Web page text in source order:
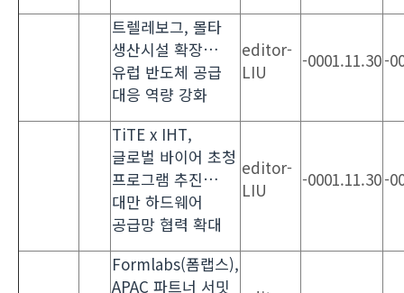
트렐레보그, 몰타
생산시설 확장…
유럽 반도체 공급
대응 역량 강화
editor-
LIU
-0001.11.30-
TiTE x IHT,
글로벌 바이어 초청
프로그램 추진…
대만 하드웨어
공급망 협력 확대
editor-
LIU
-0001.11.30-
Formlabs(폼랩스),
APAC 파트너 서밋